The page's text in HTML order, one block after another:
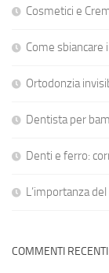
Cosmetici e
Come sbiancare
Ortodonzia
Dentista per
Denti e ferro:
L’importanza
COMMENTI RECENTI